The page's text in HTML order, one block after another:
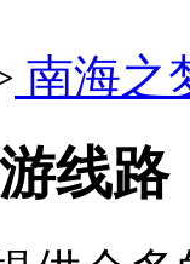
南海之
线路